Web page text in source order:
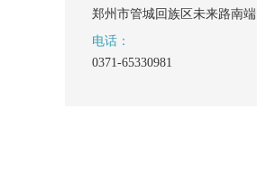
郑州市管城回族区未来路南端
电话：
0371-65330981